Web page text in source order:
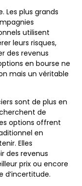
Les plus grands
utilisent
leurs risques,
des revenus
en bourse ne
mais un véritable
sont de plus en
de
options offrent
en
Elles
des revenus
prix ou encore
d’incertitude.